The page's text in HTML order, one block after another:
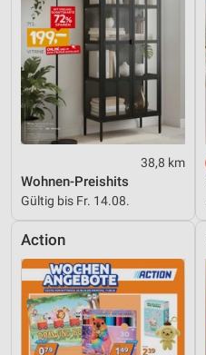
38,8 km
Wohnen-Preishits
Gültig bis Fr. 14.08.
Action
IAB-Verarbeitungszwecke:
Speichern von oder Zugriff
auf einem Endgerät
Verwendung reduzierter Daten
Werbeanzeigen
Erstellung von Profilen für
Verwendung von Profilen zur
personalisierter Werbung
Erstellung von Profilen zur
von Inhalten
Verwendung von Profilen zur
personalisierter Inhalte
Messung der Werbeleistung